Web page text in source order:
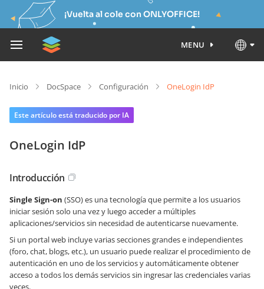
¡Vuelta al cole con ONLYOFFICE!
MENU
Inicio DocSpace Configuración OneLogin IdP
Este artículo está traducido por IA
OneLogin IdP
Introducción
Single Sign-on (SSO) es una tecnología que permite a los usuarios
iniciar sesión solo una vez y luego acceder a múltiples
aplicaciones/servicios sin necesidad de autenticarse nuevamente.
Si un portal web incluye varias secciones grandes e independientes
(foro, chat, blogs, etc.), un usuario puede realizar el procedimiento de
autenticación en uno de los servicios y automáticamente obtener
acceso a todos los demás servicios sin ingresar las credenciales varias
veces.